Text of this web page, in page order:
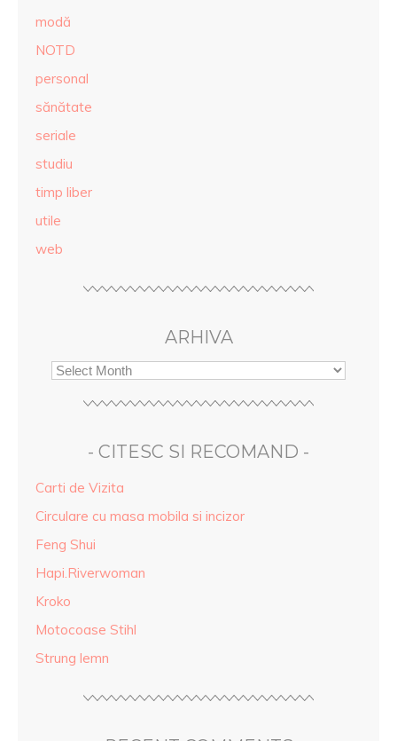
modă
NOTD
personal
sănătate
seriale
studiu
timp liber
utile
web
ARHIVA
- CITESC SI RECOMAND -
Carti de Vizita
Circulare cu masa mobila si incizor
Feng Shui
Hapi.Riverwoman
Kroko
Motocoase Stihl
Strung lemn